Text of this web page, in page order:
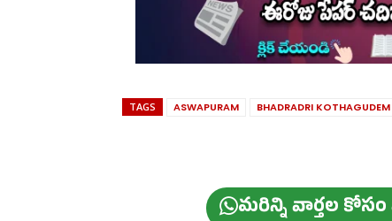
TAGS ASWAPURAM BHADRADRI KOTHAGUDEM
మ‌రిన్ని వార్త‌ల